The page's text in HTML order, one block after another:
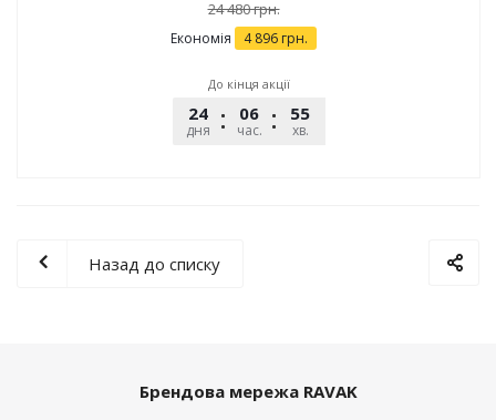
24 480грн.
Економія 4 896 грн.
До кінця акції
24
дня
06
час.
55
хв.
Назад до списку
Брендова мережа RAVAK